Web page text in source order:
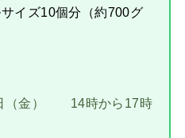
イズ10個分（約700グ
金） 14時から17時